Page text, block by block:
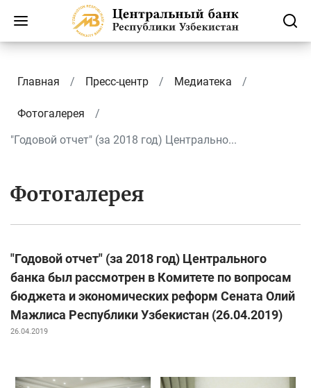
Главная Пресс-центр Медиатека
Фотогалерея
"Годовой отчет" (за 2018 год) Центрально...
Фотогалерея
"Годовой отчет" (за 2018 год) Центрального
банка был рассмотрен в Комитете по вопросам
бюджета и экономических реформ Сената Олий
Мажлиса Республики Узбекистан (26.04.2019)
26.04.2019